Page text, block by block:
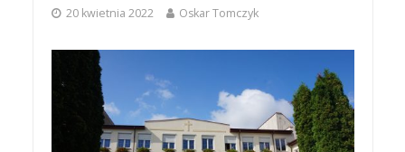
20 kwietnia 2022 Oskar Tomczyk